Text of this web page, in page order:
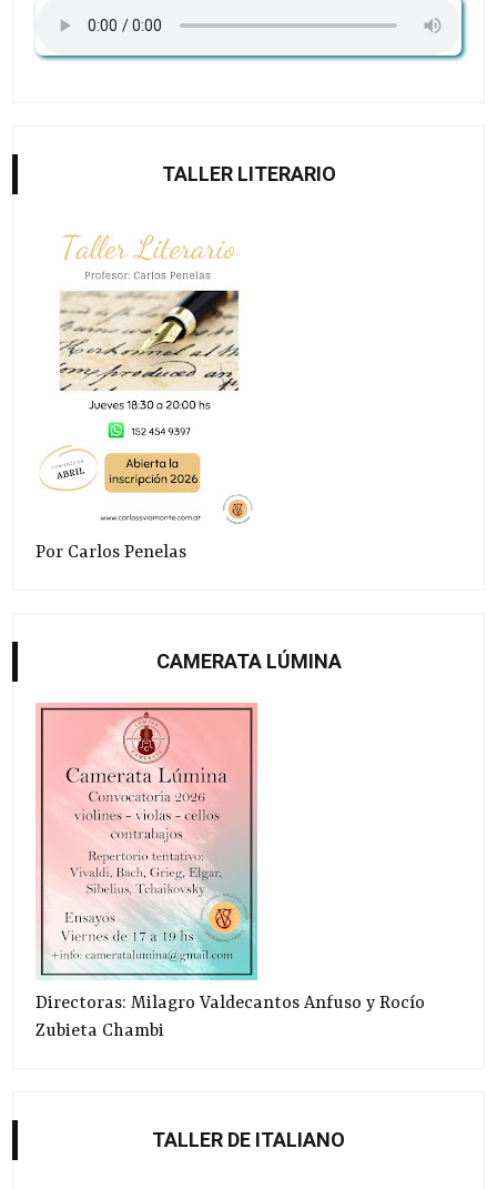
TALLER LITERARIO
Por Carlos Penelas
CAMERATA LÚMINA
Directoras: Milagro Valdecantos Anfuso y Rocío
Zubieta Chambi
TALLER DE ITALIANO